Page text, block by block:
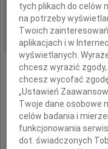
REGION:
DATA EMISJI:
tych plikach do celów
na potrzeby
Twoich
aplikacjach i w
wyświetlanych.
chcesz wyrazić
chcesz wycofać
„Ustawień
Twoje dane osobowe
celów badania i
funkcjonowania
dot. świadczonych